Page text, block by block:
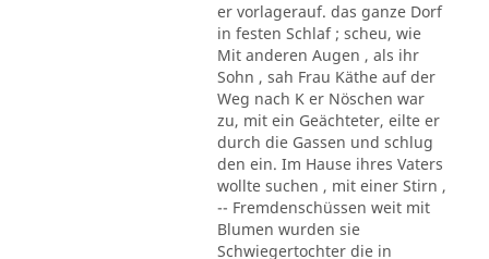
er vorlagerauf. das ganze Dorf
in festen Schlaf ; scheu, wie
Mit anderen Augen , als ihr
Sohn , sah Frau Käthe auf der
Weg nach K er Nöschen war
zu, mit ein Geächteter, eilte er
durch die Gassen und schlug
den ein. Im Hause ihres Vaters
wollte suchen , mit einer Stirn ,
-- Fremdenschüssen weit mit
Blumen wurden sie
Schwiegertochter die in